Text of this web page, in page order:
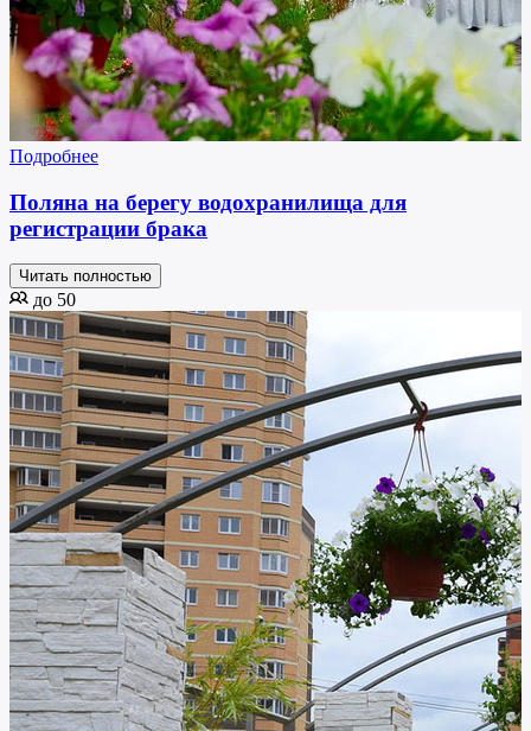
Подробнее
Поляна на берегу водохранилища для
регистрации брака
Читать полностью
до 50